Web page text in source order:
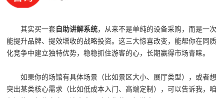
其实买一套自助讲解系统，从来不是单纯的设备采购，而是一次
能提升品牌、提效增收的战略投资。这三大惊喜改变，能帮你在同质
化竞争中建立独特优势，稳稳抓住游客的心，长期赢得市场青睐。
如果你的场馆有具体场景（比如景区大小、展厅类型），或者想
突出某类核心需求（比如低成本入门、高端定制），可以告诉我，咱